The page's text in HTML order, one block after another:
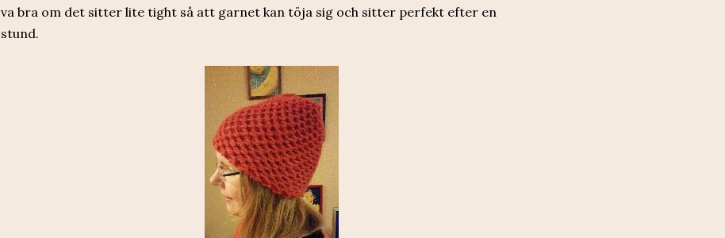
va bra om det sitter lite tight så att garnet kan töja sig och sitter perfekt efter en
stund.